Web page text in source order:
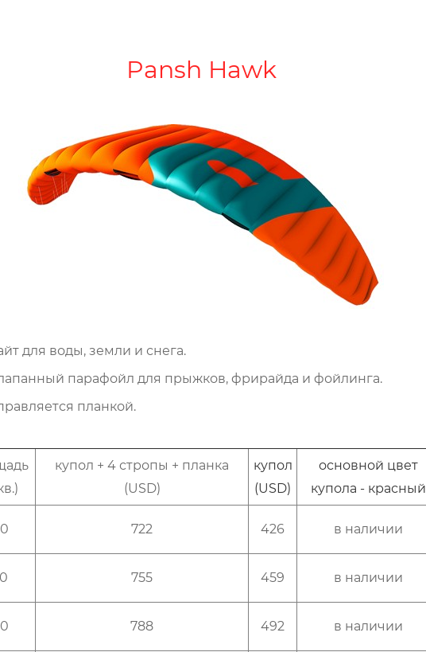
Pansh Hawk
для воды, земли и снега.
парафойл для прыжков, фрирайда и фойлинга.
планкой.
купол + 4 стропы + планка
(USD)
купол
(USD)
основной цвет
купола - красный
722 426 в наличии
755 459 в наличии
788 492 в наличии